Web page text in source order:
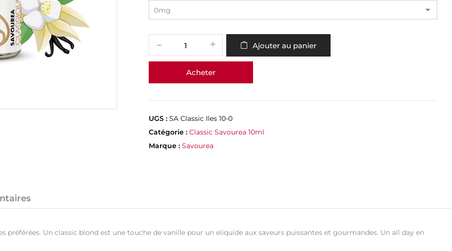
Ajouter au panier
Acheter
UGS : SA Classic Iles 10-0
Catégorie : Classic Savourea 10ml
Marque : Savourea
préférées. Un classic blond est une touche de vanille pour un eliquide aux saveurs puissantes et gourmandes. Un all day en